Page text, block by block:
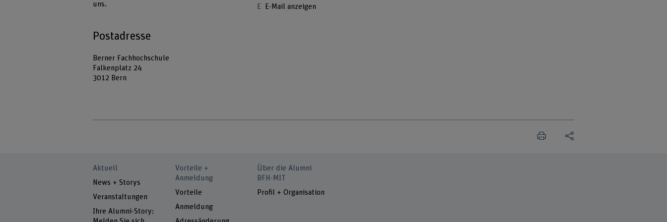
uns.
Postadresse
Berner Fachhochschule
Falkenplatz 24
3012 Bern
E-Mail anzeigen
Aktuell
News + Storys
Veranstaltungen
Ihre Alumni-Story:
Vorteile +
Anmeldung
Vorteile
Anmeldung
Über die Alumni
BFH-MIT
Profil + Organisation